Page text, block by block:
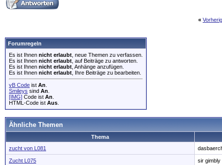
«
Forumregeln
Es ist Ihnen nicht erlaubt , neue Themen zu verfassen.
Es ist Ihnen nicht erlaubt , auf Beiträge zu antworten.
Es ist Ihnen nicht erlaubt , Anhänge anzufügen.
Es ist Ihnen nicht erlaubt , Ihre Beiträge zu bearbeiten.
vB Code ist An
Smileys sind An
[IMG] Code ist An
HTML-Code ist Aus
Ähnliche Themen
Thema
zucht von L081
Zucht L075 sir gimbly